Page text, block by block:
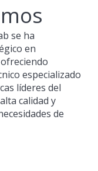
se ha
en
especializado
líderes del
calidad y
de